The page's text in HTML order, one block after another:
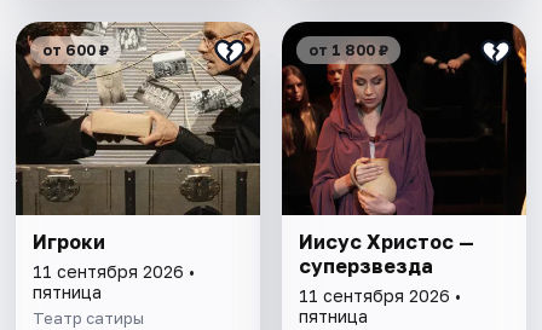
от 600 ₽
Игроки
11 сентября 2026 •
пятница
Театр сатиры
от 1 800 ₽
Иисус Христос —
суперзвезда
11 сентября 2026 •
пятница